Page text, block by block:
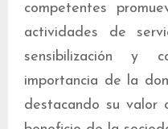
competentes
actividades de
sensibilización y
importancia de la
destacando su valor